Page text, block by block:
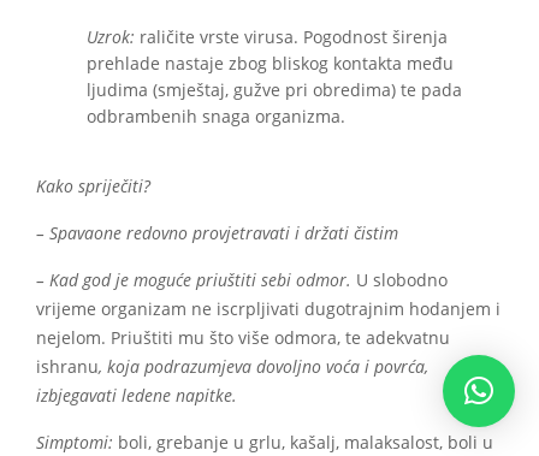
Uzrok: raličite vrste virusa. Pogodnost širenja
prehlade nastaje zbog bliskog kontakta među
ljudima (smještaj, gužve pri obredima) te pada
odbrambenih snaga organizma.
Kako spriječiti?
– Spavaone redovno provjetravati i držati čistim
– Kad god je moguće priuštiti sebi odmor. U slobodno
vrijeme organizam ne iscrpljivati dugotrajnim hodanjem i
nejelom. Priuštiti mu što više odmora, te adekvatnu
ishranu, koja podrazumjeva dovoljno voća i povrća,
izbjegavati ledene napitke.
Simptomi: boli, grebanje u grlu, kašalj, malaksalost, boli u